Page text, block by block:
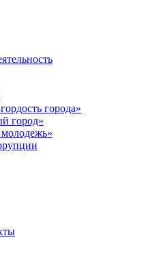
города»
город»